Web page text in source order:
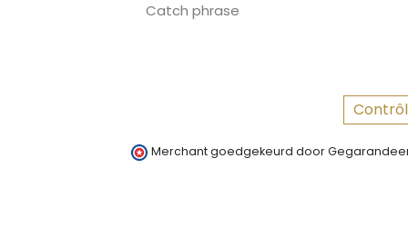
Catch phrase
Merchant goedgekeurd door